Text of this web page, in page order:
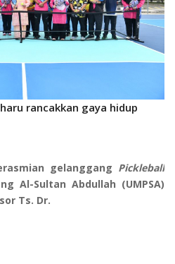
rancakkan gaya hidup
gelanggang Pickleball
Al-Sultan Abdullah (UMPSA)
Ts. Dr.